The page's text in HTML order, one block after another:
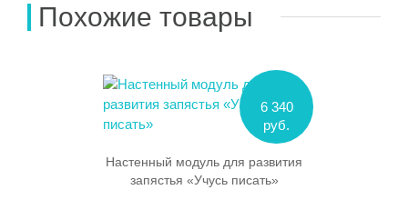
Похожие товары
6 340
руб.
Настенный модуль для развития
запястья «Учусь писать»